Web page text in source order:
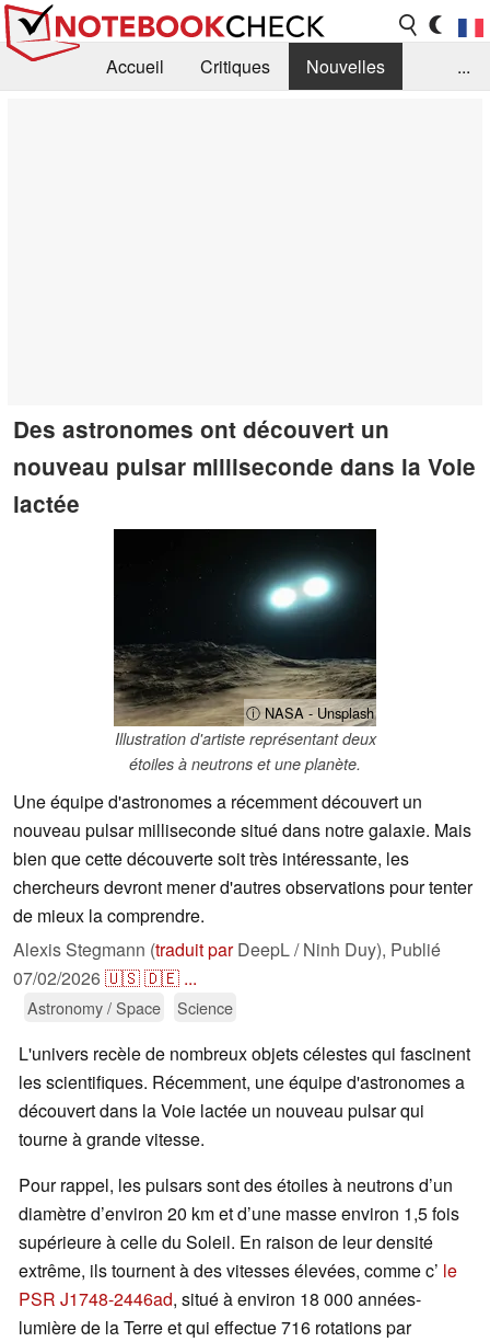
Accueil Critiques
Nouvelles
...
Des astronomes ont découvert un
nouveau pulsar milliseconde dans la Voie
lactée
ⓘ NASA - Unsplash
Illustration d'artiste représentant deux
étoiles à neutrons et une planète.
Une équipe d'astronomes a récemment découvert un
nouveau pulsar milliseconde situé dans notre galaxie. Mais
bien que cette découverte soit très intéressante, les
chercheurs devront mener d'autres observations pour tenter
de mieux la comprendre.
Alexis Stegmann (traduit parDeepL / Ninh Duy), Publié
07/02/2026🇺🇸🇩🇪 ...
Astronomy / Space Science
L'univers recèle de nombreux objets célestes qui fascinent
les scientifiques. Récemment, une équipe d'astronomes a
découvert dans la Voie lactée un nouveau pulsar qui
tourne à grande vitesse.
Pour rappel, les pulsars sont des étoiles à neutrons d’un
diamètre d’environ 20 km et d’une masse environ 1,5 fois
supérieure à celle du Soleil. En raison de leur densité
extrême, ils tournent à des vitesses élevées, comme c’ le
PSR J1748-2446ad, situé à environ 18 000 années-
lumière de la Terre et qui effectue 716 rotations par